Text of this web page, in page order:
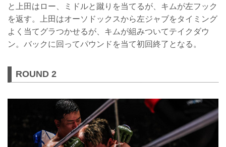
と上田はロー、ミドルと蹴りを当てるが、キムが左フック
を返す。上田はオーソドックスから左ジャブをタイミング
よく当てグラつかせるが、キムが組みついてテイクダウ
ン。バックに回ってパウンドを当て初回終了となる。
ROUND 2